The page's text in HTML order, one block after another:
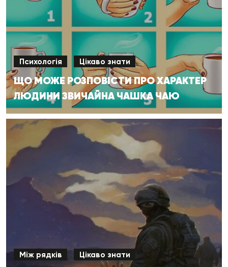
Психологія Цікаво знати
ЩО МОЖЕ РОЗПОВІСТИ ПРО ХАРАКТЕР
ЛЮДИНИ ЗВИЧАЙНА ЧАШКА ЧАЮ
Між рядків Цікаво знати